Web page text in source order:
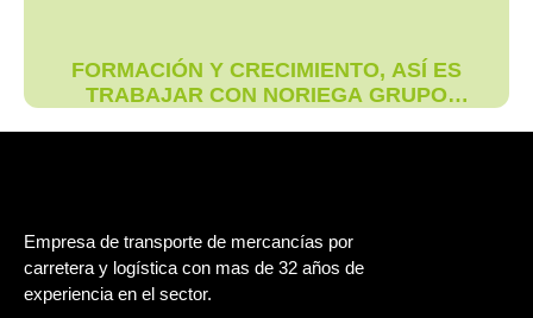
FORMACIÓN Y CRECIMIENTO, ASÍ ES
TRABAJAR CON NORIEGA GRUPO
Empresa de transporte de mercancías por
carretera y logística con mas de 32 años de
experiencia en el sector.